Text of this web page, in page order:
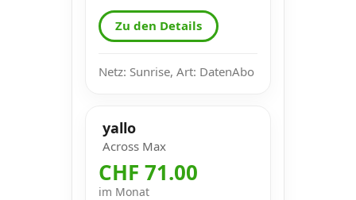
Zu den Details
Netz: Sunrise, Art: DatenAbo
yallo
Across Max
CHF 71.00
im Monat